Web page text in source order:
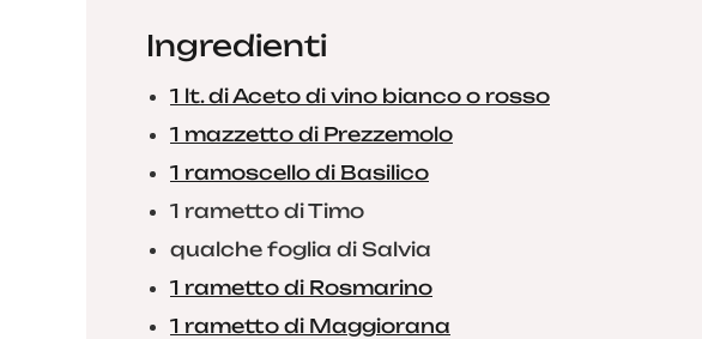
Ingredienti
1 lt. di Aceto di vino bianco o rosso
1 mazzetto di Prezzemolo
1 ramoscello di Basilico
1 rametto di Timo
qualche foglia di Salvia
1 rametto di Rosmarino
1 rametto di Maggiorana